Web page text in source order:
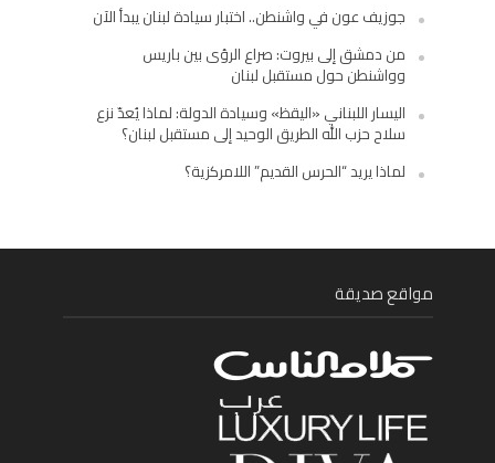
جوزيف عون في واشنطن.. اختبار سيادة لبنان يبدأ الآن
من دمشق إلى بيروت: صراع الرؤى بين باريس
وواشنطن حول مستقبل لبنان
اليسار اللبناني «اليقظ» وسيادة الدولة: لماذا يُعدّ نزع
سلاح حزب الله الطريق الوحيد إلى مستقبل لبنان؟
لماذا يريد “الحرس القديم” اللامركزية؟
مواقع صديقة